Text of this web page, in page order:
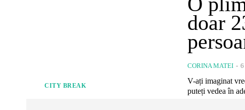
CITY BREAK
doar
CORINA MATEI -
V-ați imaginat
puteți vedea în